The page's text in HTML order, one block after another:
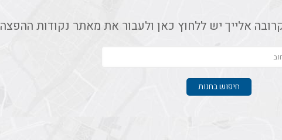
אלייך יש ללחוץ כאן ולעבור את מאתר נקודות ההפצה